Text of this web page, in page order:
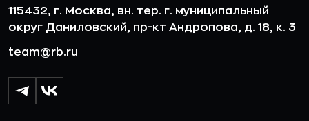
115432, г. Москва, вн. тер. г. муниципальный
округ Даниловский, пр-кт Андропова, д. 18, к. 3
team@rb.ru